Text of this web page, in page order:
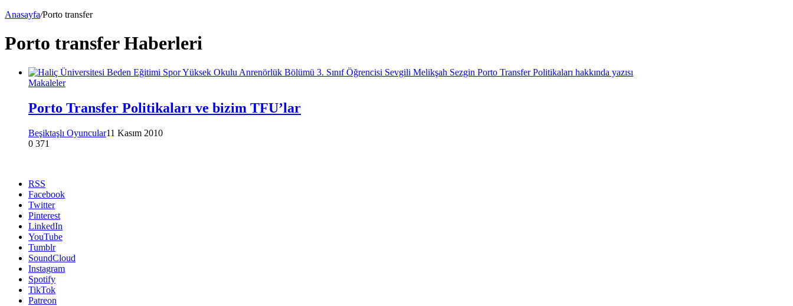
Anasayfa/Porto transfer
Porto transfer Haberleri
Makaleler
Porto Transfer Politikaları ve bizim TFU’lar
Beşiktaşlı Oyuncular11 Kasım 2010
0 371
RSS
Facebook
Twitter
Pinterest
LinkedIn
YouTube
Tumblr
SoundCloud
Instagram
Spotify
TikTok
Patreon